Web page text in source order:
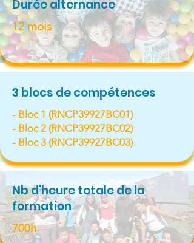
Durée alternance
12 mois
3 blocs de compétences
- Bloc 1 (RNCP39927BC01)
- Bloc 2 (RNCP39927BC02)
​- Bloc 3 (RNCP39927BC03)
Nb d'heure totale de la
formation
700h